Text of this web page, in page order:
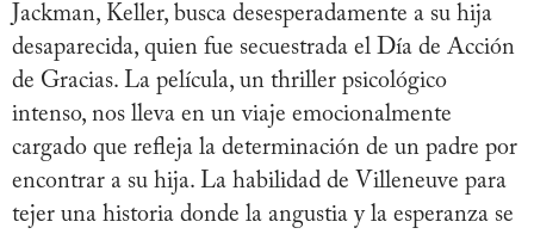
Jackman, Keller, busca desesperadamente a su hija
desaparecida, quien fue secuestrada el Día de Acción
de Gracias. La película, un thriller psicológico
intenso, nos lleva en un viaje emocionalmente
cargado que refleja la determinación de un padre por
encontrar a su hija. La habilidad de Villeneuve para
tejer una historia donde la angustia y la esperanza se